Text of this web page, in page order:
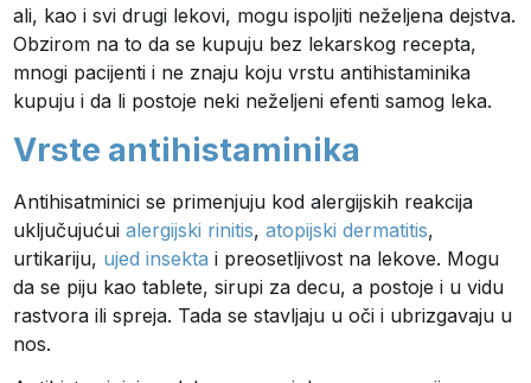
ali, kao i svi drugi lekovi, mogu ispoljiti neželjena dejstva.
Obzirom na to da se kupuju bez lekarskog recepta,
mnogi pacijenti i ne znaju koju vrstu antihistaminika
kupuju i da li postoje neki neželjeni efenti samog leka.
Vrste antihistaminika
Antihisatminici se primenjuju kod alergijskih reakcija
uključujućuialergijski rinitis,atopijski dermatitis,
urtikariju, ujed insekta i preosetljivost na lekove. Mogu
da se piju kao tablete, sirupi za decu, a postoje i u vidu
rastvora ili spreja. Tada se stavljaju u oči i ubrizgavaju u
nos.